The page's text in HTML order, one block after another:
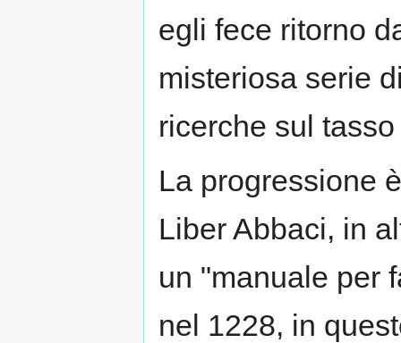
egli fece ritorno
misteriosa serie
ricerche sul
La progressione
Liber Abbaci, in
un "manuale per
nel 1228, in